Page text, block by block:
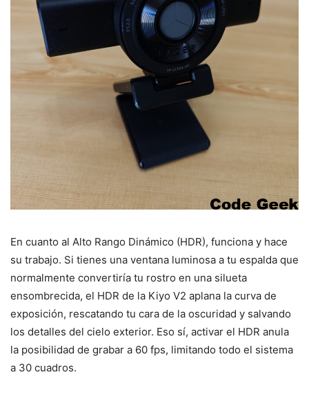
En cuanto al Alto Rango Dinámico (HDR), funciona y hace
su trabajo. Si tienes una ventana luminosa a tu espalda que
normalmente convertiría tu rostro en una silueta
ensombrecida, el HDR de la Kiyo V2 aplana la curva de
exposición, rescatando tu cara de la oscuridad y salvando
los detalles del cielo exterior. Eso sí, activar el HDR anula
la posibilidad de grabar a 60 fps, limitando todo el sistema
a 30 cuadros.